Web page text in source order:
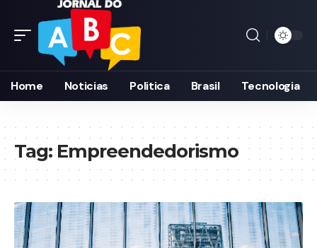
Home Noticias Politica Brasil Tecnologia
Tag: Empreendedorismo